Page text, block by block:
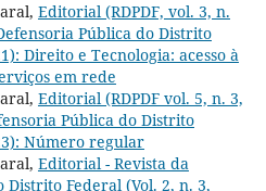
Editorial (RDPDF, vol. 3, n.
Pública do Distrito
Direito e Tecnologia: acesso à
em rede
Editorial (RDPDF vol. 5, n. 3,
Pública do Distrito
Número regular
Editorial - Revista da
Distrito Federal (Vol. 2, n. 3,